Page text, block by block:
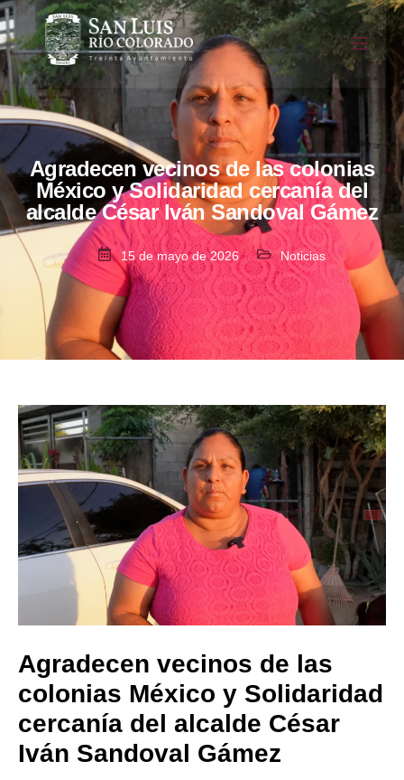
Agradecen vecinos de las colonias
México y Solidaridad cercanía del
alcalde César Iván Sandoval Gámez
15 de mayo de 2026 Noticias
Agradecen vecinos de las
colonias México y Solidaridad
cercanía del alcalde César
Iván Sandoval Gámez